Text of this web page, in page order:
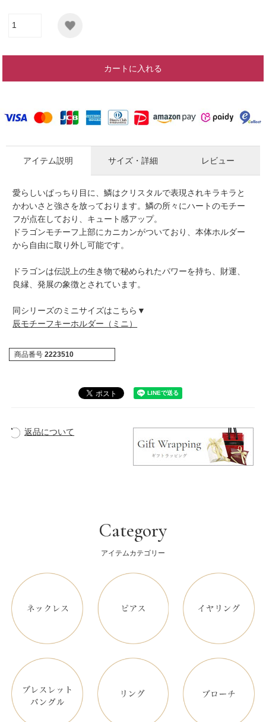
カートに入れる
アイテム説明
愛らしいぱっちり目に、鱗はクリスタルで表現されキラキラと
かわいさと強さを放っております。鱗の所々にハートのモチー
フが点在しており、キュート感アップ。
ドラゴンモチーフ上部にカニカンがついており、本体ホルダー
から自由に取り外し可能です。
ドラゴンは伝説上の生き物で秘められたパワーを持ち、財運、
良縁、発展の象徴とされています。
同シリーズのミニサイズはこちら▼
辰モチーフキーホルダー（ミニ）
サイズ・詳細 レビュー
商品番号 2223510
返品について
Category
アイテムカテゴリー